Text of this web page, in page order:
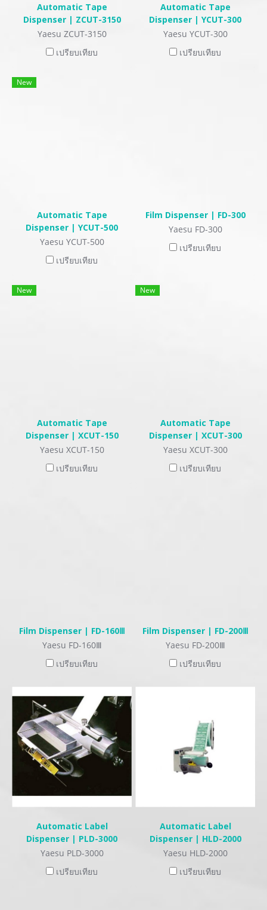
Automatic Tape
Dispenser | ZCUT-3150
Yaesu ZCUT-3150
เปรียบเทียบ
Automatic Tape
Dispenser | YCUT-300
Yaesu YCUT-300
เปรียบเทียบ
New
Automatic Tape
Dispenser | YCUT-500
Yaesu YCUT-500
เปรียบเทียบ
Film Dispenser | FD-300
Yaesu FD-300
เปรียบเทียบ
New
Automatic Tape
Dispenser | XCUT-150
Yaesu XCUT-150
เปรียบเทียบ
New
Automatic Tape
Dispenser | XCUT-300
Yaesu XCUT-300
เปรียบเทียบ
Film Dispenser | FD-160Ⅲ
Yaesu FD-160Ⅲ
เปรียบเทียบ
Film Dispenser | FD-200Ⅲ
Yaesu FD-200Ⅲ
เปรียบเทียบ
Automatic Label
Dispenser | PLD-3000
Yaesu PLD-3000
เปรียบเทียบ
Automatic Label
Dispenser | HLD-2000
Yaesu HLD-2000
เปรียบเทียบ